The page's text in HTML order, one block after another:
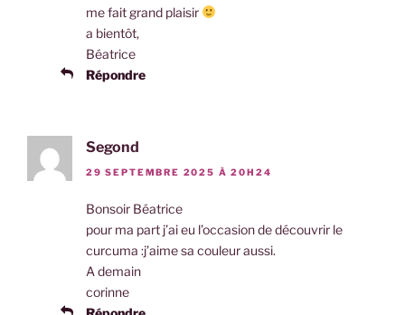
me fait grand plaisir
a bientôt,
Béatrice
Répondre
Segond
29 SEPTEMBRE 2025 À 20H24
Bonsoir Béatrice
pour ma part j’ai eu l’occasion de découvrir le
curcuma :j’aime sa couleur aussi.
A demain
corinne